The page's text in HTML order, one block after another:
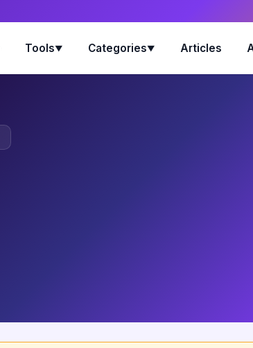
Tools▼ Categories▼ Articles